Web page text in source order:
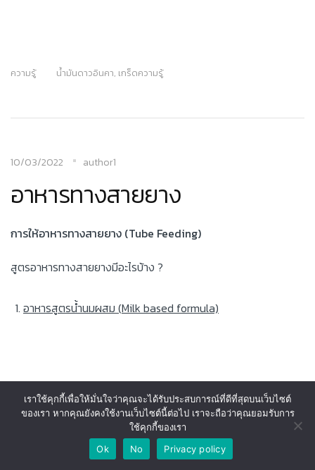
ความรู้ น้ำมันดาวอินคา, เกร็ดความรู้
10/03/2022 author1
อาหารทางสายยาง
การให้อาหารทางสายยาง (Tube Feeding)
สูตรอาหารทางสายยางมีอะไรบ้าง ?
อาหารสูตรน้ำนมผสม (Milk based formula)
เราใช้คุกกี้เพื่อให้มั่นใจว่าคุณจะได้รับประสบการณ์ที่ดีที่สุดบนเว็บไซต์
ของเรา หากคุณยังคงใช้งานเว็บไซต์นี้ต่อไป เราจะถือว่าคุณยอมรับการ
ใช้คุกกี้ของเรา
Ok
No Privacy policy